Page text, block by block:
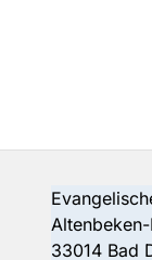
33014 Bad